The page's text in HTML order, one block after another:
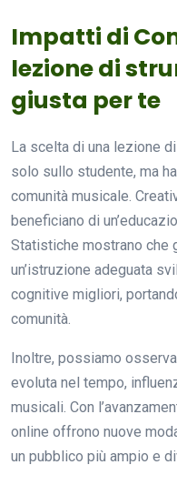
Impatti di
lezione di
giusta per te
La scelta di una lezione
solo sullo studente, ma
comunità musicale.
beneficiano di
Statistiche mostrano che
un’istruzione adeguata
cognitive migliori,
comunità.
Inoltre, possiamo
evoluta nel tempo,
musicali. Con
online offrono nuove
un pubblico più ampio e